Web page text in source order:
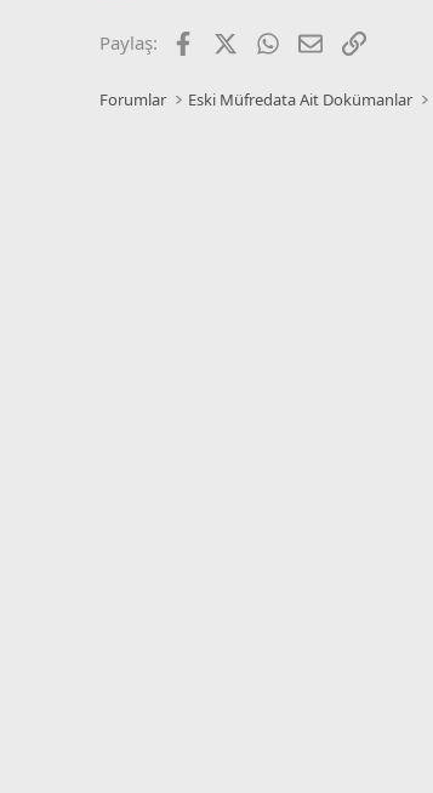
Paylaş: Facebook WhatsApp
E-postaLink
Forumlar Eski Müfredata Ait Dokümanlar